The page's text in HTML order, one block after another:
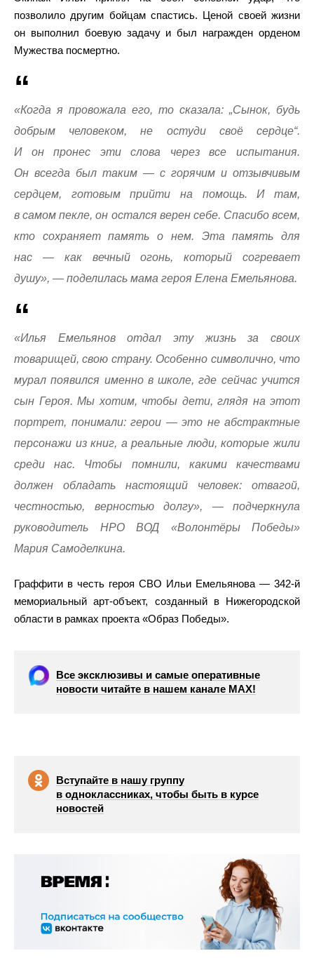
позволило другим бойцам спастись. Ценой своей жизни
он выполнил боевую задачу и был награжден орденом
Мужества посмертно.
«Когда я провожала его, то сказала: „Сынок, будь
добрым человеком, не остуди своё сердце“.
И он пронес эти слова через все испытания.
Он всегда был таким — с горячим и отзывчивым
сердцем, готовым прийти на помощь. И там,
в самом пекле, он остался верен себе. Спасибо всем,
кто сохраняет память о нем. Эта память для
нас — как вечный огонь, который согревает
душу», — поделилась мама героя Елена Емельянова.
«Илья Емельянов отдал эту жизнь за своих
товарищей, свою страну. Особенно символично, что
мурал появился именно в школе, где сейчас учится
сын Героя. Мы хотим, чтобы дети, глядя на этот
портрет, понимали: герои — это не абстрактные
персонажи из книг, а реальные люди, которые жили
среди нас. Чтобы помнили, какими качествами
должен обладать настоящий человек: отвагой,
честностью, верностью долгу», — подчеркнула
руководитель НРО ВОД «Волонтёры Победы»
Мария Самоделкина.
Граффити в честь героя СВО Ильи Емельянова — 342-й
мемориальный арт-объект, созданный в Нижегородской
области в рамках проекта «Образ Победы».
Все эксклюзивы и самые оперативные
новости читайте в нашем канале МАХ!
Вступайте в нашу группу
в одноклассниках, чтобы быть в курсе
новостей